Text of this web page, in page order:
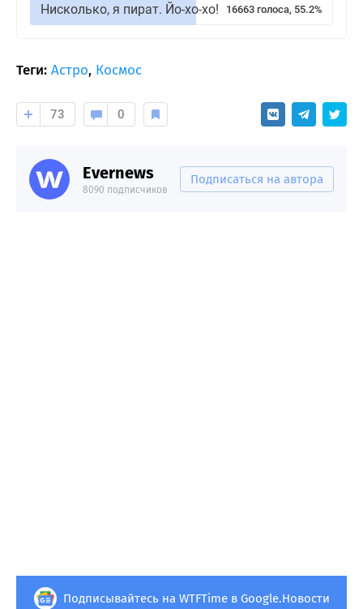
Нисколько, я пират. Йо-хо-хо! 16663 голоса, 55.2%
Теги: Астро, Космос
73 0
Evernews
8090 подписчиков
Подписаться на автора
Подписывайтесь на WTFTime в Google.Новости